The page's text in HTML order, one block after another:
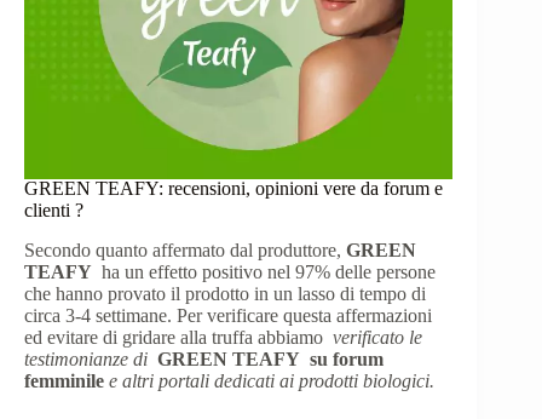
GREEN TEAFY: recensioni, opinioni vere da forum e
clienti ?
Secondo quanto affermato dal produttore, GREEN
TEAFY ha un effetto positivo nel 97% delle persone
che hanno provato il prodotto in un lasso di tempo di
circa 3-4 settimane. Per verificare questa affermazioni
ed evitare di gridare alla truffa abbiamo verificato le
testimonianze di GREEN TEAFY su forum
femminile e altri portali dedicati ai prodotti biologici.